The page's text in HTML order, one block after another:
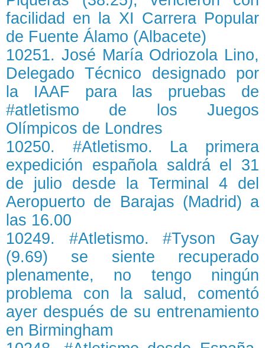
facilidad en la XI Carrera Popular
de Fuente Álamo (Albacete)
10251. José María Odriozola Lino,
Delegado Técnico designado por
la IAAF para las pruebas de
#atletismo de los Juegos
Olímpicos de Londres
10250. #Atletismo. La primera
expedición española saldrá el 31
de julio desde la Terminal 4 del
Aeropuerto de Barajas (Madrid) a
las 16.00
10249. #Atletismo. #Tyson Gay
(9.69) se siente recuperado
plenamente, no tengo ningún
problema con la salud, comentó
ayer después de su entrenamiento
en Birmingham